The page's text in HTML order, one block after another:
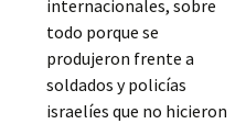
internacionales, sobre
todo porque se
produjeron frente a
soldados y policías
israelíes que no hicieron